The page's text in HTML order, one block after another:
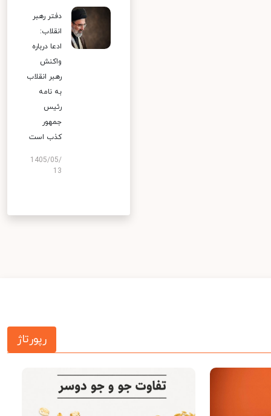
دفتر رهبر
انقلاب:
ادعا درباره
واکنش
رهبر انقلاب
به نامه
رئیس
جمهور
کذب است
1405/05/
13
رپورتاژ